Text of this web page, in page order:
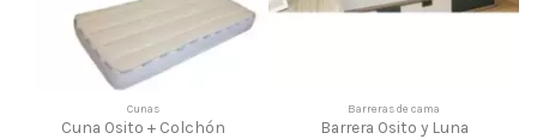
Cunas
Cuna Osito + Colchón
Barreras de cama
Barrera Osito y Luna